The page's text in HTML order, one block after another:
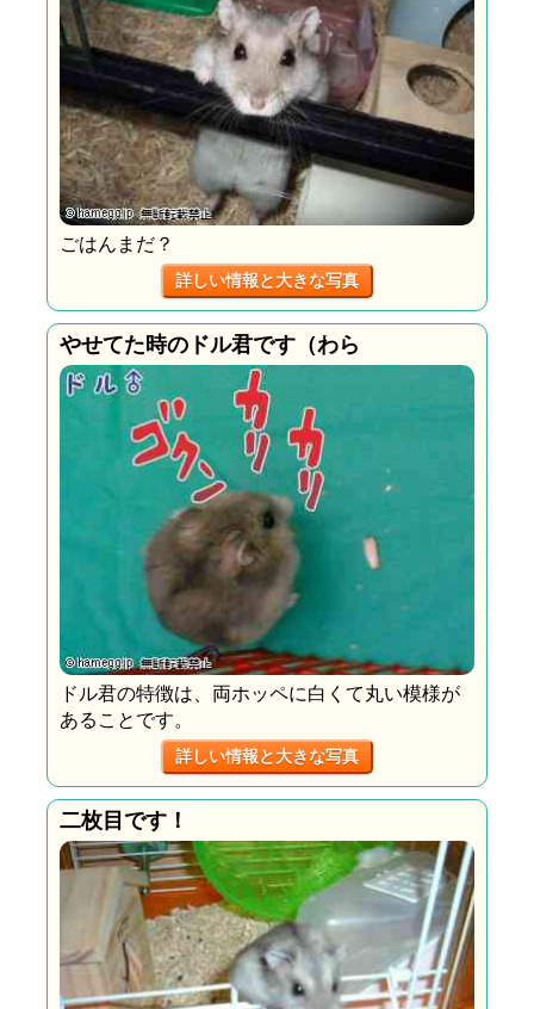
ごはんまだ？
詳しい情報と大きな写真
やせてた時のドル君です（わら
ドル君の特徴は、両ホッペに白くて丸い模様が
あることです。
詳しい情報と大きな写真
二枚目です！